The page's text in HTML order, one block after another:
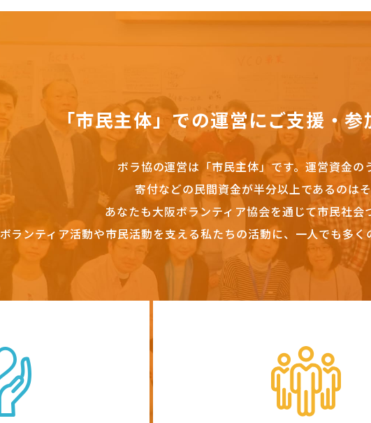
「市民主体」での運営にご支援・
ボラ協の運営は「市民主体」です。 運営資金の
寄付などの民間資金が半分以上であるのはそ
あなたも大阪ボランティア協会を通じて市民社会
ボランティア活動や市民活動を支える私たちの活動に、一人でも多く